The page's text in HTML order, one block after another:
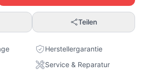
Teilen
Herstellergarantie
Service & Reparatur